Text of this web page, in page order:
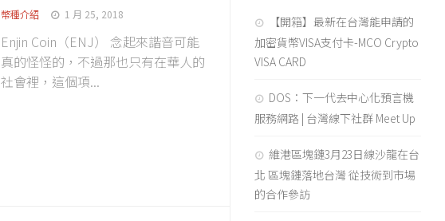
幣種介紹 1 月 25, 2018
Enjin Coin（ENJ） 念起來諧音可能
真的怪怪的，不過那也只有在華人的
社會裡，這個項...
【開箱】最新在台灣能申請的
加密貨幣VISA支付卡-MCO Crypto
VISA CARD
DOS：下一代去中心化預言機
服務網路 | 台灣線下社群 Meet Up
維港區塊鏈3月23日線沙龍在台
北 區塊鏈落地台灣 從技術到市場
的合作參訪